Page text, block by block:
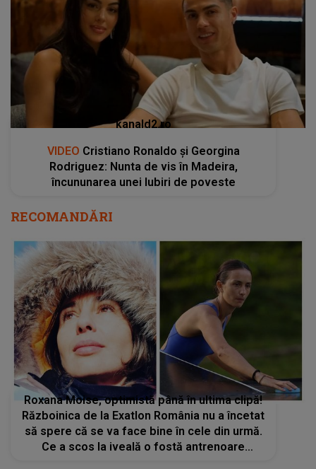
kanald2.ro
VIDEO Cristiano Ronaldo și Georgina
Rodriguez: Nunta de vis în Madeira,
încununarea unei Iubiri de poveste
RECOMANDĂRI
Roxana Moise, optimistă până în ultima clipă!
Războinica de la Exatlon România nu a încetat
să spere că se va face bine în cele din urmă.
Ce a scos la iveală o fostă antrenoare